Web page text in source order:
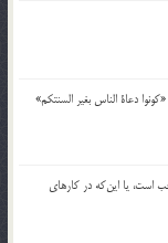
دعاة الناس بغير السنتكم»
است، يا اين‌كه در كارهاي